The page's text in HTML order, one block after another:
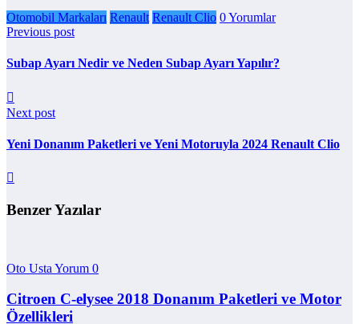
Otomobil Markaları Renault Renault Clio 0 Yorumlar
Previous post
Subap Ayarı Nedir ve Neden Subap Ayarı Yapılır?
Next post
Yeni Donanım Paketleri ve Yeni Motoruyla 2024 Renault Clio
Benzer Yazılar
Oto Usta Yorum 0
Citroen C-elysee 2018 Donanım Paketleri ve Motor
Özellikleri